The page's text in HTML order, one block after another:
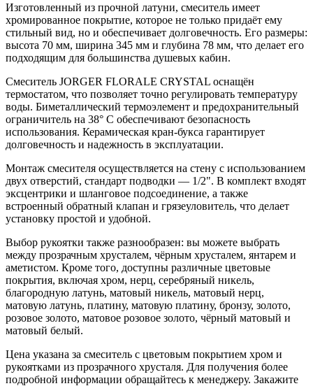
Изготовленный из прочной латуни, смеситель имеет
хромированное покрытие, которое не только придаёт ему
стильный вид, но и обеспечивает долговечность. Его размеры:
высота 70 мм, ширина 345 мм и глубина 78 мм, что делает его
подходящим для большинства душевых кабин.
Смеситель JORGER FLORALE CRYSTAL оснащён
термостатом, что позволяет точно регулировать температуру
воды. Биметаллический термоэлемент и предохранительный
ограничитель на 38° C обеспечивают безопасность
использования. Керамическая кран-букса гарантирует
долговечность и надежность в эксплуатации.
Монтаж смесителя осуществляется на стену с использованием
двух отверстий, стандарт подводки — 1/2". В комплект входят
эксцентрики и шланговое подсоединение, а также
встроенный обратный клапан и грязеуловитель, что делает
установку простой и удобной.
Выбор рукоятки также разнообразен: вы можете выбрать
между прозрачным хрусталем, чёрным хрусталем, янтарем и
аметистом. Кроме того, доступны различные цветовые
покрытия, включая хром, нерц, серебряный никель,
благородную латунь, матовый никель, матовый нерц,
матовую латунь, платину, матовую платину, бронзу, золото,
розовое золото, матовое розовое золото, чёрный матовый и
матовый белый.
Цена указана за смеситель с цветовым покрытием хром и
рукоятками из прозрачного хрусталя. Для получения более
подробной информации обращайтесь к менеджеру. Закажите